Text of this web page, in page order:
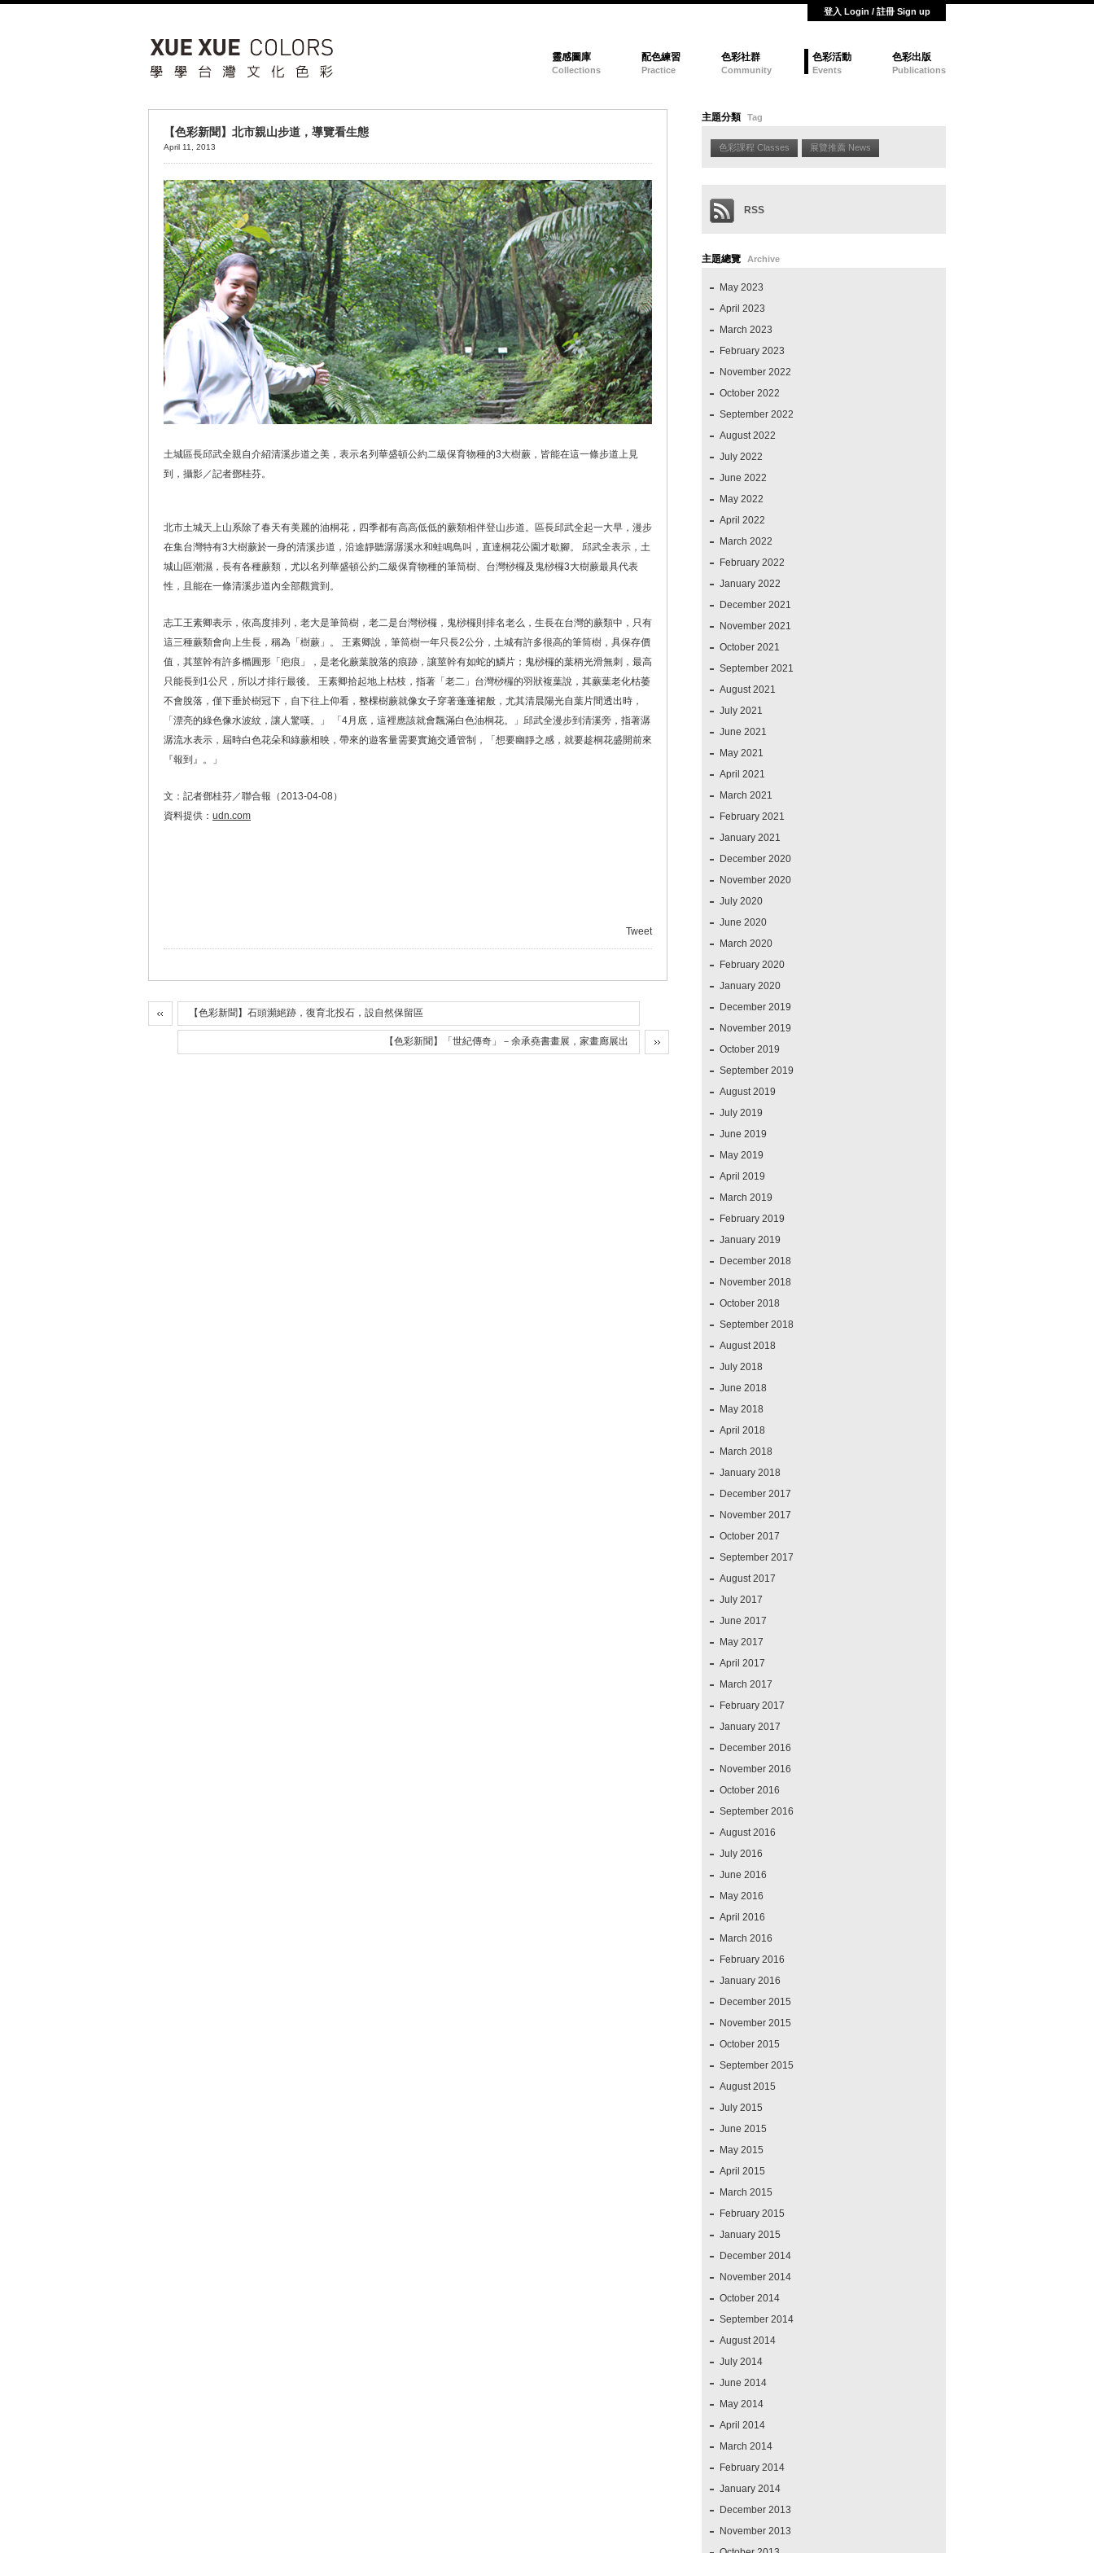
登入 Login / 註冊 Sign up
靈感圖庫
Collections
配色練習
Practice
色彩社群
Community
色彩活動
Events
色彩出版
Publications
【色彩新聞】北市親山步道，導覽看生態
April 11, 2013
土城區長邱武全親自介紹清溪步道之美，表示名列華盛頓公約二級保育物種的3大樹蕨，皆能在這一條步道上見
到，攝影／記者鄧桂芬。
北市土城天上山系除了春天有美麗的油桐花，四季都有高高低低的蕨類相伴登山步道。區長邱武全起一大早，漫步
在集台灣特有3大樹蕨於一身的清溪步道，沿途靜聽潺潺溪水和蛙鳴鳥叫，直達桐花公園才歇腳。 邱武全表示，土
城山區潮濕，長有各種蕨類，尤以名列華盛頓公約二級保育物種的筆筒樹、台灣桫欏及鬼桫欏3大樹蕨最具代表
性，且能在一條清溪步道內全部觀賞到。
志工王素卿表示，依高度排列，老大是筆筒樹，老二是台灣桫欏，鬼桫欏則排名老么，生長在台灣的蕨類中，只有
這三種蕨類會向上生長，稱為「樹蕨」。 王素卿說，筆筒樹一年只長2公分，土城有許多很高的筆筒樹，具保存價
值，其莖幹有許多橢圓形「疤痕」，是老化蕨葉脫落的痕跡，讓莖幹有如蛇的鱗片；鬼桫欏的葉柄光滑無刺，最高
只能長到1公尺，所以才排行最後。 王素卿拾起地上枯枝，指著「老二」台灣桫欏的羽狀複葉說，其蕨葉老化枯萎
不會脫落，僅下垂於樹冠下，自下往上仰看，整棵樹蕨就像女子穿著蓬蓬裙般，尤其清晨陽光自葉片間透出時，
「漂亮的綠色像水波紋，讓人驚嘆。」 「4月底，這裡應該就會飄滿白色油桐花。」邱武全漫步到清溪旁，指著潺
潺流水表示，屆時白色花朵和綠蕨相映，帶來的遊客量需要實施交通管制，「想要幽靜之感，就要趁桐花盛開前來
『報到』。」
文：記者鄧桂芬／聯合報（2013-04-08）
資料提供： udn.com
Tweet
【色彩新聞】石頭瀕絕跡，復育北投石，設自然保留區
【色彩新聞】「世紀傳奇」－余承堯書畫展，家畫廊展出
主題分類 Tag
色彩課程 Classes 展覽推薦 News
RSS
主題總覽 Archive
May 2023
April 2023
March 2023
February 2023
November 2022
October 2022
September 2022
August 2022
July 2022
June 2022
May 2022
April 2022
March 2022
February 2022
January 2022
December 2021
November 2021
October 2021
September 2021
August 2021
July 2021
June 2021
May 2021
April 2021
March 2021
February 2021
January 2021
December 2020
November 2020
July 2020
June 2020
March 2020
February 2020
January 2020
December 2019
November 2019
October 2019
September 2019
August 2019
July 2019
June 2019
May 2019
April 2019
March 2019
February 2019
January 2019
December 2018
November 2018
October 2018
September 2018
August 2018
July 2018
June 2018
May 2018
April 2018
March 2018
January 2018
December 2017
November 2017
October 2017
September 2017
August 2017
July 2017
June 2017
May 2017
April 2017
March 2017
February 2017
January 2017
December 2016
November 2016
October 2016
September 2016
August 2016
July 2016
June 2016
May 2016
April 2016
March 2016
February 2016
January 2016
December 2015
November 2015
October 2015
September 2015
August 2015
July 2015
June 2015
May 2015
April 2015
March 2015
February 2015
January 2015
December 2014
November 2014
October 2014
September 2014
August 2014
July 2014
June 2014
May 2014
April 2014
March 2014
February 2014
January 2014
December 2013
November 2013